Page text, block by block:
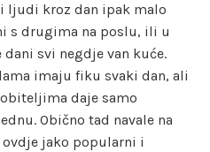
kroz dan ipak malo
s drugima na poslu, ili u
svi negdje van kuće.
imaju fiku svaki dan, ali
daje samo
Obično tad navale na
jako popularni i